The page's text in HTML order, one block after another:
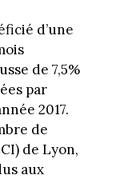
d’une
de 7,5%
par
2017.
de
de Lyon,
aux